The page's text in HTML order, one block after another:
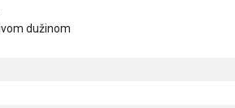
dužinom